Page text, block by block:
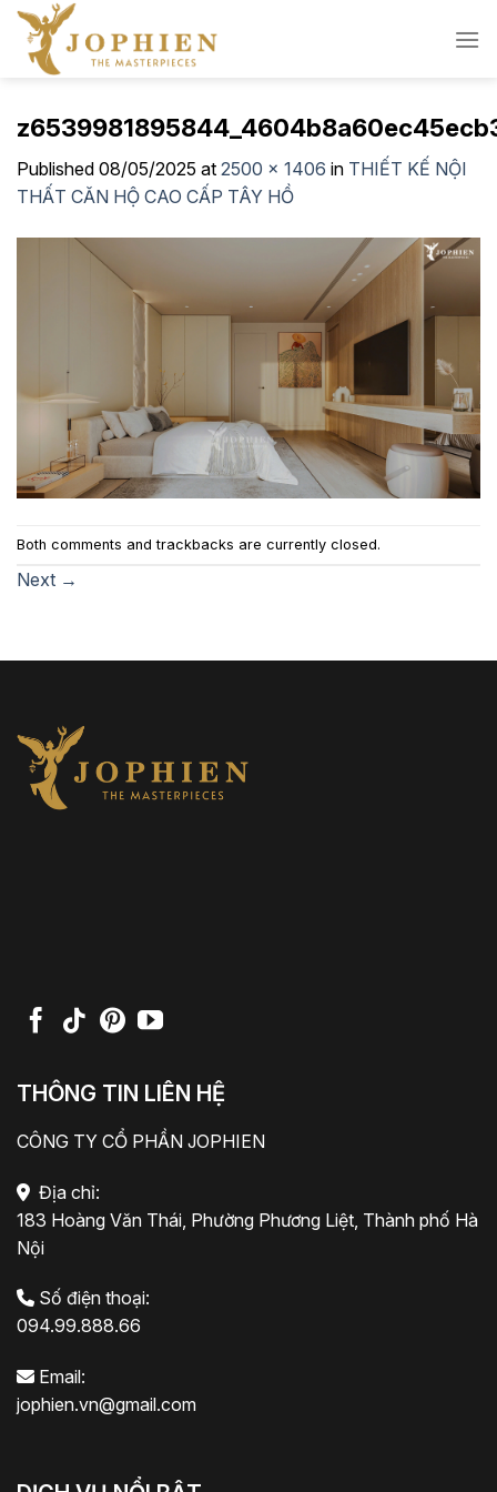
Skip
content
Published 08/05/2025 at 2500 × 1406 in THIẾT KẾ NỘI
THẤT CĂN HỘ CAO CẤP TÂY HỒ
Both comments and trackbacks are currently closed.
Next →
THÔNG TIN LIÊN HỆ
CÔNG TY CỔ PHẦN JOPHIEN
Địa chỉ:
183 Hoàng Văn Thái, Phường Phương Liệt, Thành phố Hà
Nội
Số điện thoại:
094.99.888.66
Email:
jophien.vn@gmail.com